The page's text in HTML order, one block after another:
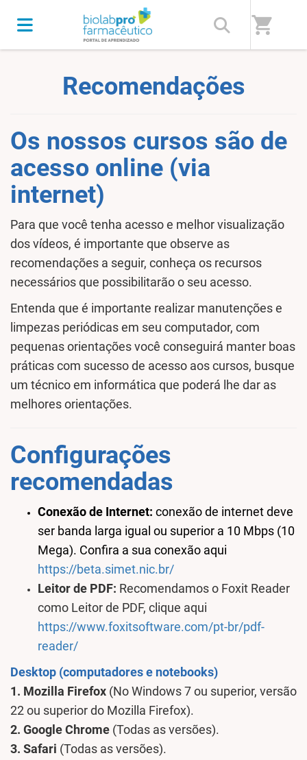
shopping_cart
/Biolab Farmacêutica - Viva a Evolução
Recomendações
Os nossos cursos são de
acesso online (via
internet)
Para que você tenha acesso e melhor visualização
dos vídeos, é importante que observe as
recomendações a seguir, conheça os recursos
necessários que possibilitarão o seu acesso.
Entenda que é importante realizar manutenções e
limpezas periódicas em seu computador, com
pequenas orientações você conseguirá manter boas
práticas com sucesso de acesso aos cursos, busque
um técnico em informática que poderá lhe dar as
melhores orientações.
Configurações
recomendadas
Conexão de Internet: conexão de internet deve
ser banda larga igual ou superior a 10 Mbps (10
Mega). Confira a sua conexão aqui
https://beta.simet.nic.br/
Leitor de PDF: Recomendamos o Foxit Reader
como Leitor de PDF, clique aqui
https://www.foxitsoftware.com/pt-br/pdf-
reader/
Desktop (computadores e notebooks)
1. Mozilla Firefox (No Windows 7 ou superior, versão
22 ou superior do Mozilla Firefox).
2. Google Chrome (Todas as versões).
3. Safari (Todas as versões).